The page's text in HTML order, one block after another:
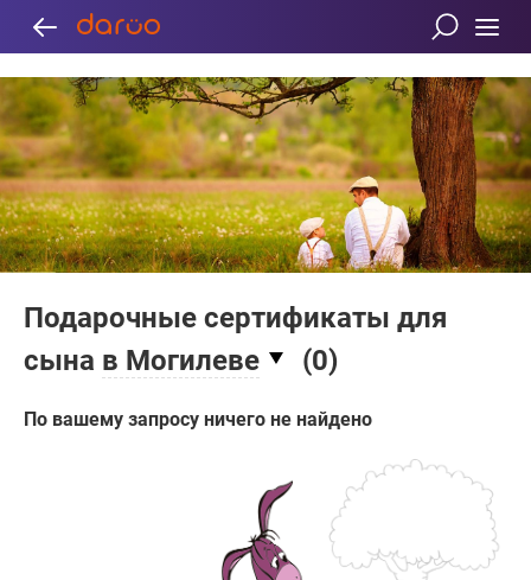
Подарочные сертификаты для
сына в Могилеве (0)
По вашему запросу ничего не найдено